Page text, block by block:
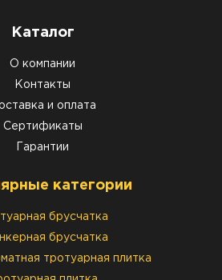
Каталог
О компании
Контакты
и оплата
Сертификаты
Гарантии
категории
брусчатка
брусчатка
тротуарная плитка